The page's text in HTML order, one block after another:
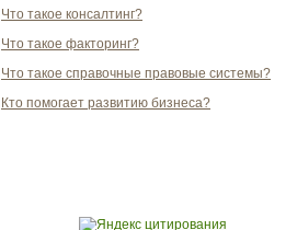
Что такое консалтинг?
Что такое факторинг?
Что такое справочные правовые системы?
Кто помогает развитию бизнеса?